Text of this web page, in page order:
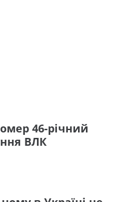
46-річний
ВЛК